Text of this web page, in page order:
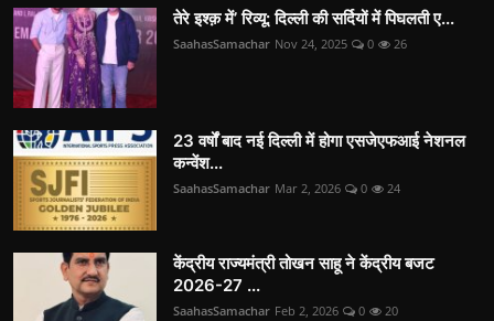
तेरे इश्क़ में’ रिव्यू: दिल्ली की सर्दियों में पिघलती ए...
SaahasSamachar Nov 24, 2025 0 26
23 वर्षों बाद नई दिल्ली में होगा एसजेएफआई नेशनल
कन्वेंश...
SaahasSamachar Mar 2, 2026 0 24
केंद्रीय राज्यमंत्री तोखन साहू ने केंद्रीय बजट
2026-27 ...
SaahasSamachar Feb 2, 2026 0 20